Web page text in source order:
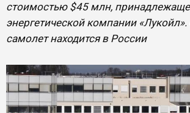
стоимостью $45 млн,
энергетической компании «Лукойл».
самолет находится в России